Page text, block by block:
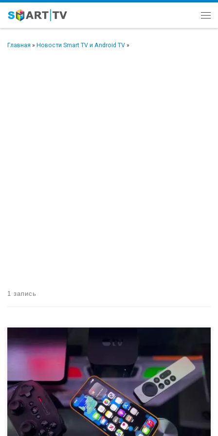
Перейти к содержимому
Главная » Новости Smart TV и Android TV »
1 запись
Apple TV необходимо обновить для улучшения функционала и
интеграции.